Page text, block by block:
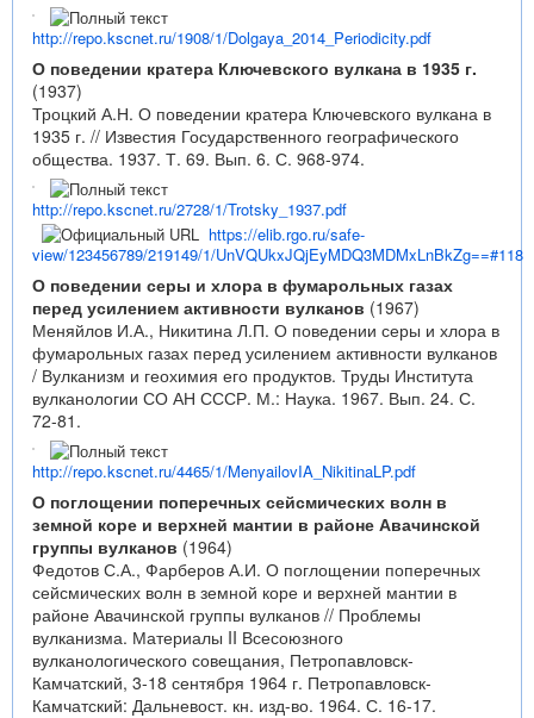
http://repo.kscnet.ru/1908/1/Dolgaya_2014_Periodicity.pdf
О поведении кратера Ключевского вулкана в 1935 г.
(1937)
Троцкий А.Н. О поведении кратера Ключевского вулкана в
1935 г. // Известия Государственного географического
общества. 1937. Т. 69. Вып. 6. С. 968-974.
http://repo.kscnet.ru/2728/1/Trotsky_1937.pdf
https://elib.rgo.ru/safe-
view/123456789/219149/1/UnVQUkxJQjEyMDQ3MDMxLnBkZg==#118
О поведении серы и хлора в фумарольных газах
перед усилением активности вулканов (1967)
Меняйлов И.А., Никитина Л.П. О поведении серы и хлора в
фумарольных газах перед усилением активности вулканов
/ Вулканизм и геохимия его продуктов. Труды Института
вулканологии СО АН СССР. М.: Наука. 1967. Вып. 24. С.
72-81.
http://repo.kscnet.ru/4465/1/MenyailovIA_NikitinaLP.pdf
О поглощении поперечных сейсмических волн в
земной коре и верхней мантии в районе Авачинской
группы вулканов (1964)
Федотов С.А., Фарберов А.И. О поглощении поперечных
сейсмических волн в земной коре и верхней мантии в
районе Авачинской группы вулканов // Проблемы
вулканизма. Материалы II Всесоюзного
вулканологического совещания, Петропавловск-
Камчатский, 3-18 сентября 1964 г. Петропавловск-
Камчатский: Дальневост. кн. изд-во. 1964. С. 16-17.